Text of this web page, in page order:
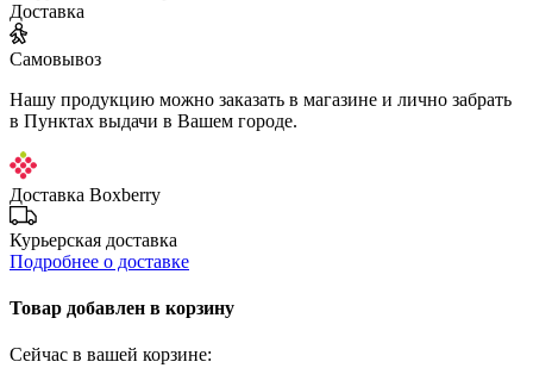
Доставка
Самовывоз
Нашу продукцию можно заказать в магазине и лично забрать
в Пунктах выдачи в Вашем городе.
Доставка Boxberry
Курьерская доставка
Подробнее о доставке
Товар добавлен в корзину
Сейчас в вашей корзине: